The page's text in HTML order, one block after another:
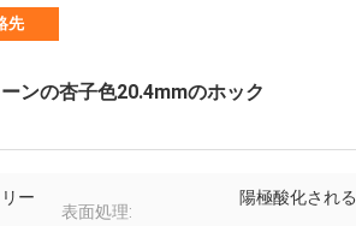
先
ンの杏子色20.4mmのホック
ー
表面処理:
陽極酸化される